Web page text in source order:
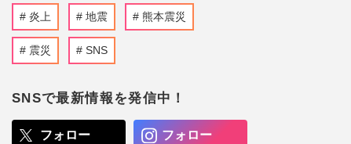
阪神タイガース・元山飛優
の落球エラーに DeNA・牧
秀悟もビックリ！2連覇目
滝沢秀明、ジャニーズ社員
すビジネスモデルは『米津
玄師』
炎上 地震 熊本震災
震災 SNS
SNSで最新情報を発信中！
フォロー フォロー